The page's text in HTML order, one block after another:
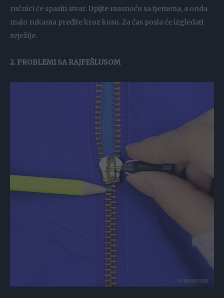
ručnici će spasiti stvar. Upijte masnoću sa tjemena, a onda
malo rukama pređite kroz kosu. Za čas posla će izgledati
svježije.
2. PROBLEMI SA RAJFEŠLUSOM